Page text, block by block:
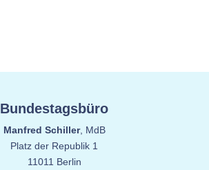
Bundestagsbüro
Manfred Schiller, MdB
Platz der Republik 1
11011 Berlin